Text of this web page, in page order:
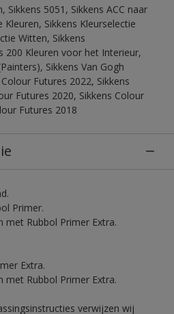
Sikkens 5051, Sikkens ACC naar
Kleuren, Sikkens Kleurselectie
Witten, Sikkens
200 Kleuren voor het Interieur,
Sikkens Van Gogh
Futures 2022, Sikkens
Futures 2020, Sikkens Colour
Futures 2018
Primer.
met Rubbol Primer Extra.
Extra.
met Rubbol Primer Extra.
verwijzen wij